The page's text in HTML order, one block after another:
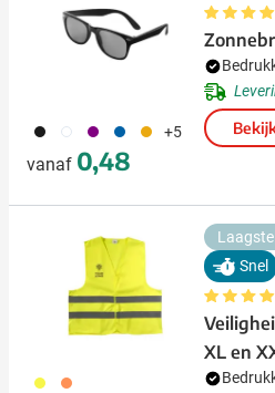
001 002 024 005 006 +5
vanaf 0,48
006 007
Snel
XL en